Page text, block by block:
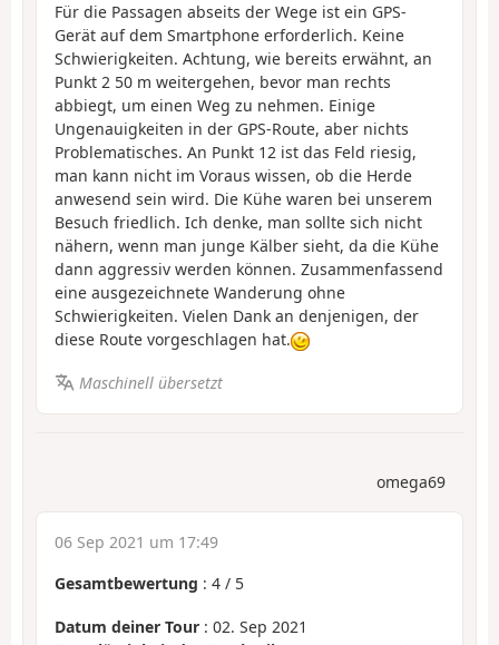
Für die Passagen abseits der Wege ist ein GPS-
Gerät auf dem Smartphone erforderlich. Keine
Schwierigkeiten. Achtung, wie bereits erwähnt, an
Punkt 2 50 m weitergehen, bevor man rechts
abbiegt, um einen Weg zu nehmen. Einige
Ungenauigkeiten in der GPS-Route, aber nichts
Problematisches. An Punkt 12 ist das Feld riesig,
man kann nicht im Voraus wissen, ob die Herde
anwesend sein wird. Die Kühe waren bei unserem
Besuch friedlich. Ich denke, man sollte sich nicht
nähern, wenn man junge Kälber sieht, da die Kühe
dann aggressiv werden können. Zusammenfassend
eine ausgezeichnete Wanderung ohne
Schwierigkeiten. Vielen Dank an denjenigen, der
diese Route vorgeschlagen hat.
Maschinell übersetzt
omega69
06 Sep 2021 um 17:49
Gesamtbewertung : 4 / 5
Datum deiner Tour : 02. Sep 2021